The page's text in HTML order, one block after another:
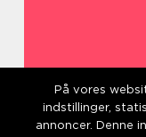
På vores
indstillinger,
annoncer. Denne